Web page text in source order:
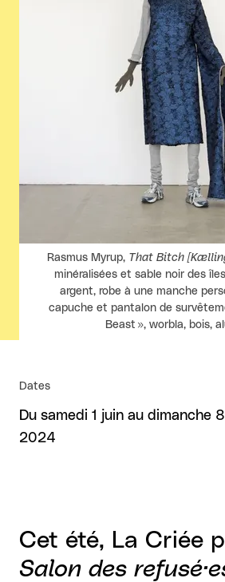
Droits réservés :
Rasmus Myrup, That Bitch
minéralisées et sable noir des
argent, robe à une manche
capuche et pantalon de
Beast », worbla, bois,
Dates
Du samedi 1 juin au dimanche
2024
Cet été, La Criée
Salon des